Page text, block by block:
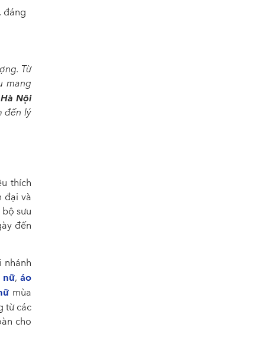
đáng
Từ
mang
Nội
đến lý
thích
đại và
sưu
đến
nhánh
nữ, áo
mùa
từ các
cho